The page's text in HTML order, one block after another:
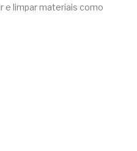
e limpar materiais como